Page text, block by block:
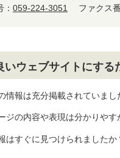
059-224-3051 ファクス
いウェブサイトにす
情報は充分掲載されていまし
ジの内容や表現は分かりやす
はすぐに見つけられましたか